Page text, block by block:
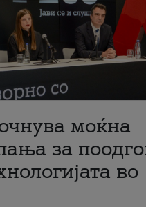
моќна
за
во